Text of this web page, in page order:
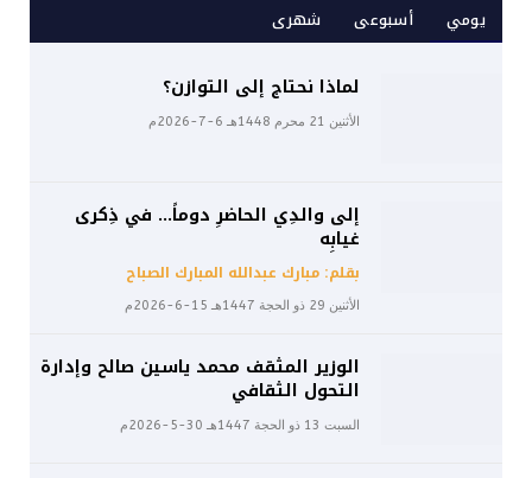
يومي أسبوعى شهرى
لماذا نحتاج إلى التوازن؟
الأثنين 21 محرم 1448هـ 6-7-2026م
إلى والدِي الحاضرِ دوماً… في ذِكرى
غيابِه
بقلم: مبارك عبدالله المبارك الصباح
الأثنين 29 ذو الحجة 1447هـ 15-6-2026م
الوزير المثقف محمد ياسين صالح وإدارة
التحول الثقافي
السبت 13 ذو الحجة 1447هـ 30-5-2026م